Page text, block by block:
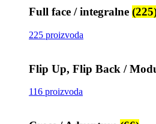
Full face / integralne
225 proizvoda
Flip Up, Flip Back /
116 proizvoda